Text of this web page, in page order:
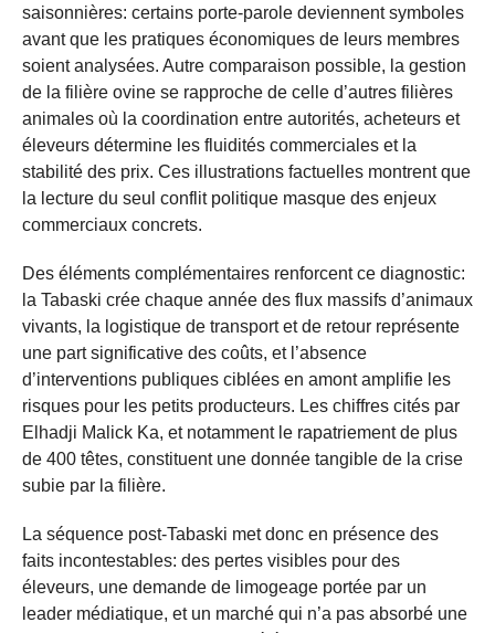
saisonnières: certains porte-parole deviennent symboles
avant que les pratiques économiques de leurs membres
soient analysées. Autre comparaison possible, la gestion
de la filière ovine se rapproche de celle d’autres filières
animales où la coordination entre autorités, acheteurs et
éleveurs détermine les fluidités commerciales et la
stabilité des prix. Ces illustrations factuelles montrent que
la lecture du seul conflit politique masque des enjeux
commerciaux concrets.
Des éléments complémentaires renforcent ce diagnostic:
la Tabaski crée chaque année des flux massifs d’animaux
vivants, la logistique de transport et de retour représente
une part significative des coûts, et l’absence
d’interventions publiques ciblées en amont amplifie les
risques pour les petits producteurs. Les chiffres cités par
Elhadji Malick Ka, et notamment le rapatriement de plus
de 400 têtes, constituent une donnée tangible de la crise
subie par la filière.
La séquence post-Tabaski met donc en présence des
faits incontestables: des pertes visibles pour des
éleveurs, une demande de limogeage portée par un
leader médiatique, et un marché qui n’a pas absorbé une